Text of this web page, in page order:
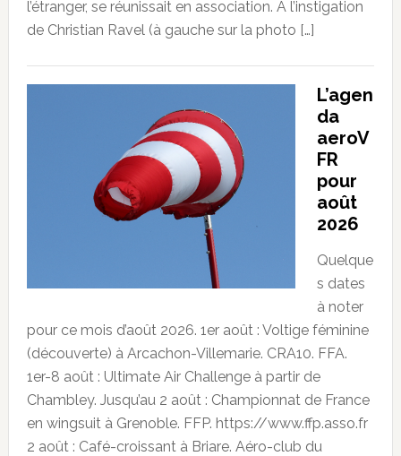
l’étranger, se réunissait en association. A l’instigation
de Christian Ravel (à gauche sur la photo […]
L’agen
da
aeroV
FR
pour
août
2026
Quelque
s dates
à noter
pour ce mois d’août 2026. 1er août : Voltige féminine
(découverte) à Arcachon-Villemarie. CRA10. FFA.
1er-8 août : Ultimate Air Challenge à partir de
Chambley. Jusqu’au 2 août : Championnat de France
en wingsuit à Grenoble. FFP. https://www.ffp.asso.fr
2 août : Café-croissant à Briare. Aéro-club du